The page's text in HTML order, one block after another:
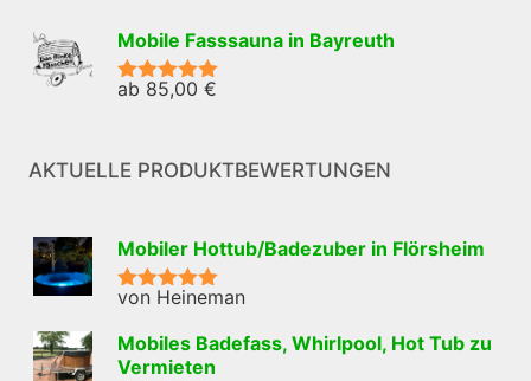
Mobile Fasssauna in Bayreuth
Bewertet mit
ab 85,00€
AKTUELLE PRODUKTBEWERTUNGEN
Mobiler Hottub/Badezuber in Flörsheim
Bewertet mit
von Heineman
Mobiles Badefass, Whirlpool, Hot Tub zu
Vermieten